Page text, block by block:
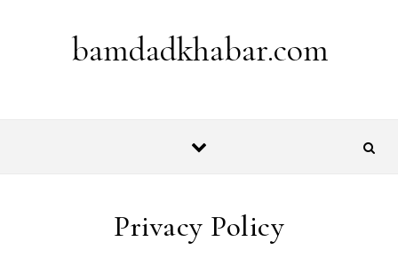
bamdadkhabar.com
Privacy Policy